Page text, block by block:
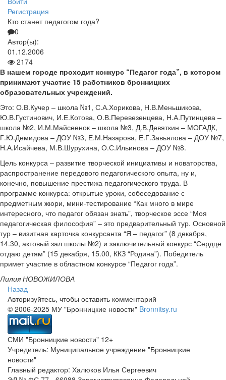
Регистрация
Кто станет педагогом года?
0
Автор(ы):
01.12.2006
2174
В нашем городе проходит конкурс “Педагог года”, в котором
принимают участие 15 работников бронницких
образовательных учреждений.
Это: О.В.Кучер – школа №1, С.А.Хорикова, Н.В.Меньшикова,
Ю.В.Густинович, И.Е.Котова, О.В.Перевезенцева, Н.А.Путинцева –
школа №2, И.М.Майсеенок – школа №3, Д.В.Девяткин – МОГАДК,
Г.Ю.Демидова – ДОУ №3, Е.М.Назарова, Е.Г.Завьялова – ДОУ №7,
Н.А.Исайчева, М.В.Шурухина, О.С.Ильинова – ДОУ №8.
Цель конкурса – развитие творческой инициативы и новаторства,
распространение передового педагогического опыта, ну и,
конечно, повышение престижа педагогического труда. В
программе конкурса: открытые уроки, собеседование с
предметным жюри, мини-тестирование “Как много в мире
интересного, что педагог обязан знать”, творческое эссе “Моя
педагогическая философия” – это предварительный тур. Основной
тур – визитная карточка конкурсанта “Я – педагог” (8 декабря,
14.30, актовый зал школы №2) и заключительный конкурс “Сердце
отдаю детям” (15 декабря, 15.00, ККЗ “Родина”). Победитель
примет участие в областном конкурсе “Педагог года”.
Лилия НОВОЖИЛОВА
Назад
Авторизуйтесь, чтобы оставить комментарий
© 2006-2025 МУ "Бронницкие новости" Bronnitsy.ru
СМИ "Бронницкие новости" 12+
Учредитель: Муниципальное учреждение "Бронницкие
новости"
Главный редактор: Халюков Илья Сергеевич